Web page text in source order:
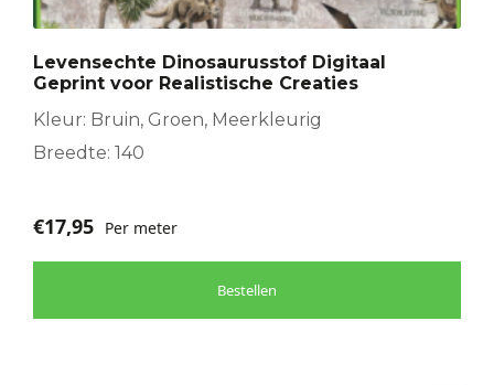
Levensechte Dinosaurusstof Digitaal
Geprint voor Realistische Creaties
Kleur: Bruin, Groen, Meerkleurig
Breedte: 140
€17,95 Per meter
Bestellen